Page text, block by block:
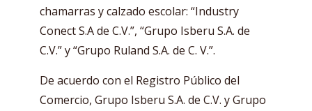
chamarras y calzado escolar: “Industry
Conect S.A de C.V.”, “Grupo Isberu S.A. de
C.V.” y “Grupo Ruland S.A. de C. V.”.
De acuerdo con el Registro Público del
Comercio, Grupo Isberu S.A. de C.V. y Grupo